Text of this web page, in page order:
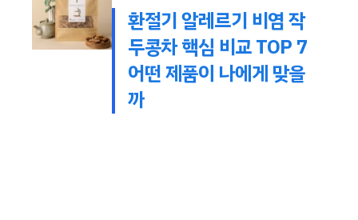
환절기 알레르기 비염 작
두콩차 핵심 비교 TOP 7
어떤 제품이 나에게 맞을
까